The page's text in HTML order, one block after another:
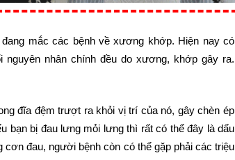
mắc các bệnh về xương khớp. Hiện nay có
nhân chính đều do xương, khớp gây ra.
đĩa đệm trượt ra khỏi vị trí của nó, gây chèn ép
bạn bị đau lưng mỏi lưng thì rất có thể đây là dấu
đau, người bệnh còn có thể gặp phải các triệu